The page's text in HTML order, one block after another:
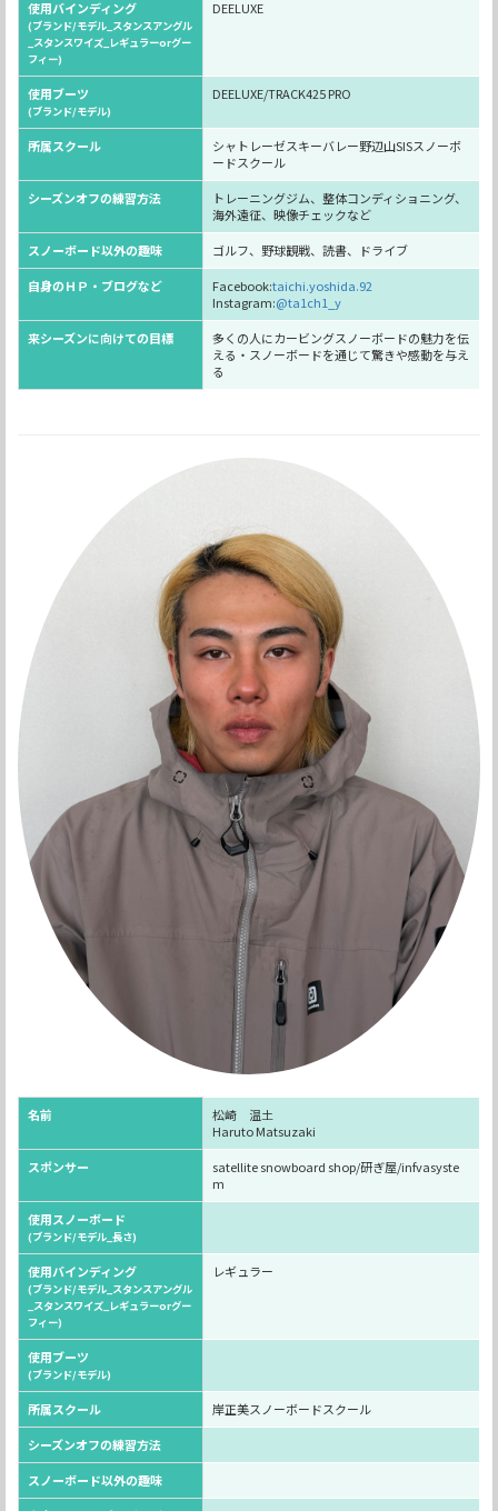
使用バインディング
(ブランド/モデル_スタンスアングル
_スタンスワイズ_レギュラーorグー
フィー)
DEELUXE
使用ブーツ
(ブランド/モデル)
DEELUXE/TRACK425 PRO
所属スクール
シャトレーゼスキーバレー野辺山SISスノーボ
ードスクール
シーズンオフの練習方法
トレーニングジム、整体コンディショニング、
海外遠征、映像チェックなど
スノーボード以外の趣味
ゴルフ、野球観戦、読書、ドライブ
自身のＨＰ・ブログなど
Facebook:taichi.yoshida.92
Instagram:@ta1ch1_y
来シーズンに向けての目標
多くの人にカービングスノーボードの魅力を伝
える・スノーボードを通じて驚きや感動を与え
る
名前
松崎 温土
Haruto Matsuzaki
スポンサー
satellite snowboard shop/研ぎ屋/infvasyste
m
使用スノーボード
(ブランド/モデル_長さ)
使用バインディング
(ブランド/モデル_スタンスアングル
_スタンスワイズ_レギュラーorグー
フィー)
レギュラー
使用ブーツ
(ブランド/モデル)
所属スクール
岸正美スノーボードスクール
シーズンオフの練習方法
スノーボード以外の趣味